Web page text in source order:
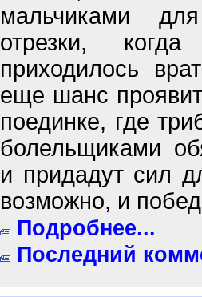
мальчиками
отрезки,
приходилось
еще шанс
поединке, где
болельщиками
и придадут сил
возможно, и
Подробнее...
Последний